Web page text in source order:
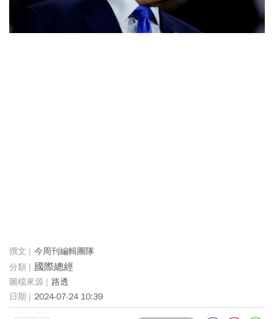
今周刊編輯團隊
國際總經
路透
2024-07-24 10:39